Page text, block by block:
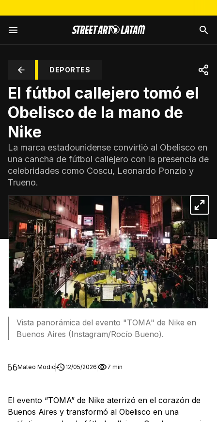
DEPORTES
El fútbol callejero tomó el
Obelisco de la mano de
Nike
La marca estadounidense convirtió al Obelisco en
una cancha de fútbol callejero con la presencia de
celebridades como Coscu, Leonardo Ponzio y
Trueno.
Vista panorámica del evento "TOMA" de Nike en
Buenos Aires (Instagram/Rocío Bueno).
Mateo Modic 12/05/2026 7 min
El evento “TOMA” de Nike aterrizó en el corazón de
Buenos Aires y transformó al Obelisco en una